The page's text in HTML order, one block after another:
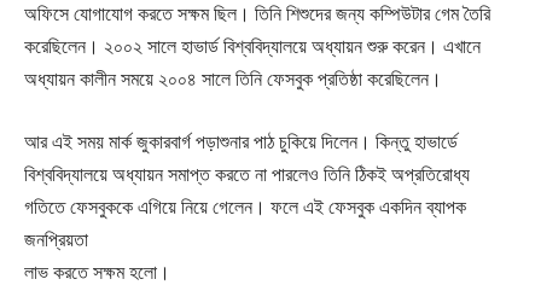
অফিসে যোগাযোগ করতে সক্ষম ছিল। তিনি শিশুদের জন্য কম্পিউটার গেম তৈরি
করেছিলেন। ২০০২ সালে হাভার্ড বিশ্ববিদ্যালয়ে অধ্যায়ন শুরু করেন। এখানে
অধ্যায়ন কালীন সময়ে ২০০৪ সালে তিনি ফেসবুক প্রতিষ্ঠা করেছিলেন।
আর এই সময় মার্ক জুকারবার্গ পড়াশুনার পাঠ চুকিয়ে দিলেন। কিন্তু হাভার্ডে
বিশ্ববিদ্যালয়ে অধ্যায়ন সমাপ্ত করতে না পারলেও তিনি ঠিকই অপ্রতিরোধ্য
গতিতে ফেসবুককে এগিয়ে নিয়ে গেলেন। ফলে এই ফেসবুক একদিন ব্যাপক
জনপ্রিয়তা
লাভ করতে সক্ষম হলো।